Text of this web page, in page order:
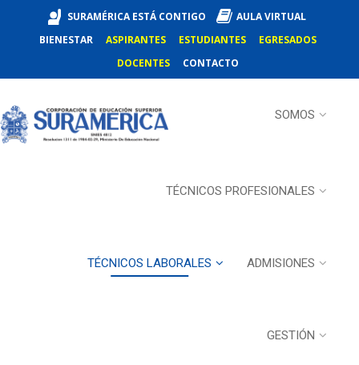
SURAMÉRICA ESTÁ CONTIGO
AULA VIRTUAL
BIENESTAR
ASPIRANTES ESTUDIANTES
EGRESADOS
DOCENTES
CONTACTO
SOMOS
TÉCNICOS PROFESIONALES
TÉCNICOS LABORALES ADMISIONES
GESTIÓN